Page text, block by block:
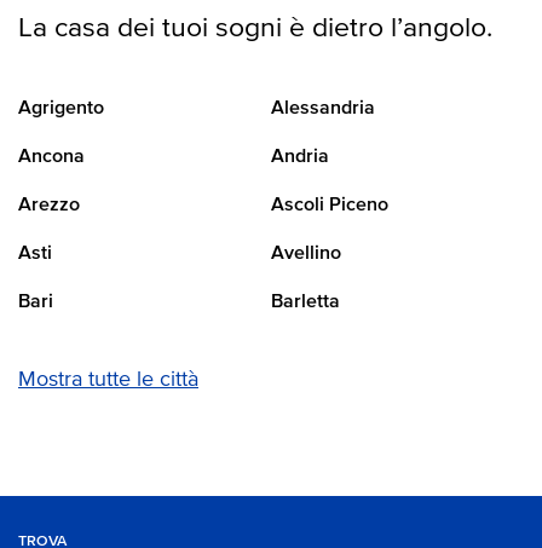
La casa dei tuoi sogni è dietro l’angolo.
Agrigento Alessandria
Ancona Andria
Arezzo Ascoli Piceno
Asti Avellino
Bari Barletta
Mostra tutte le città
TROVA